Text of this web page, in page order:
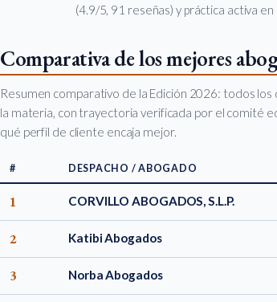
(4.9/5, 91 reseñas) y práctica activa
Comparativa de los mejores
Resumen comparativo de la Edición 2026: todos
la materia, con trayectoria verificada por el comité
qué perfil de cliente encaja mejor.
# DESPACHO / ABOGADO
1 CORVILLO ABOGADOS, S.L.P.
2 Katibi Abogados
3 Norba Abogados